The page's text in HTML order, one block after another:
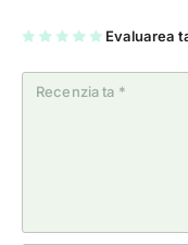
Evaluarea
U
n
2
5
st
el
3
5
st
el
4
5
st
el
5
5
st
el